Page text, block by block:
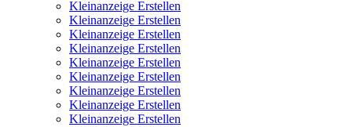
Kleinanzeige Erstellen
Kleinanzeige Erstellen
Kleinanzeige Erstellen
Kleinanzeige Erstellen
Kleinanzeige Erstellen
Kleinanzeige Erstellen
Kleinanzeige Erstellen
Kleinanzeige Erstellen
Kleinanzeige Erstellen